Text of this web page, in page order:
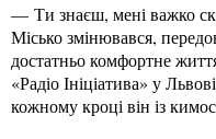
— Ти знаєш, мені важко
Місько змінювався,
достатньо комфортне
«Радіо Ініціатива» у
кожному кроці він із